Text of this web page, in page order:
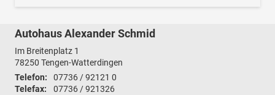
Autohaus Alexander Schmid
Im Breitenplatz 1
78250 Tengen-Watterdingen
Telefon:
07736 / 92121 0
Telefax:
07736 / 921326